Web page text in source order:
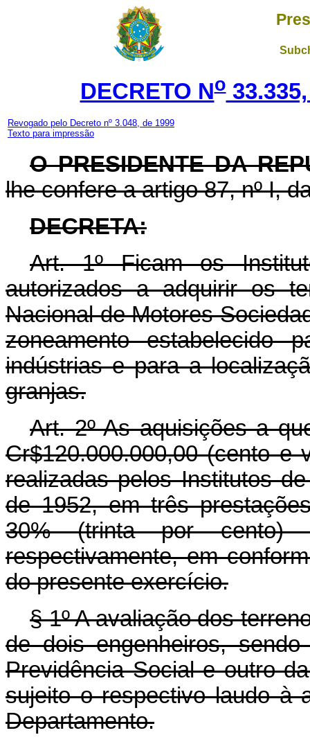
DECRETO No33.335,
Revogado pelo Decreto nº 3.048, de 1999
Texto para impressão
O PRESIDENTE DA
lhe confere a artigo 87, nº I,
DECRETA:
Art. 1º Ficam os
autorizados a adquirir os
Nacional de Motores
zoneamento estabelecido
indústrias e para a
granjas.
Art. 2º As aquisições a
Cr$120.000.000,00 (cento e
realizadas pelos Institutos
de 1952, em três
30% (trinta por cento)
respectivamente, em
do presente exercício.
§ 1º A avaliação dos
de dois engenheiros,
Previdência Social e outro
sujeito o respectivo laudo à
Departamento.